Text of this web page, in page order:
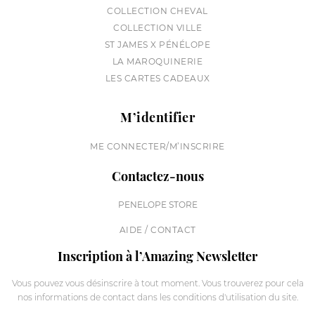
COLLECTION CHEVAL
COLLECTION VILLE
ST JAMES X PÉNÉLOPE
LA MAROQUINERIE
LES CARTES CADEAUX
M’identifier
ME CONNECTER/M’INSCRIRE
Contactez-nous
PENELOPE STORE
AIDE / CONTACT
Inscription à l’Amazing Newsletter
Vous pouvez vous désinscrire à tout moment. Vous trouverez pour cela
nos informations de contact dans les conditions d'utilisation du site.